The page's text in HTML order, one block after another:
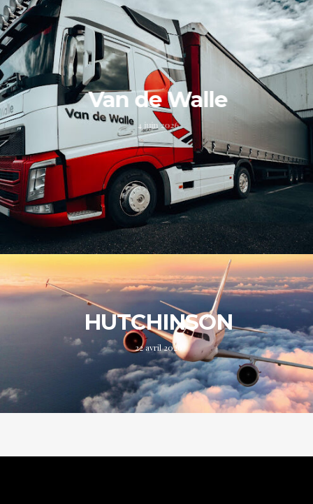
Van de Walle
4 juin 2026
HUTCHINSON
22 avril 2026